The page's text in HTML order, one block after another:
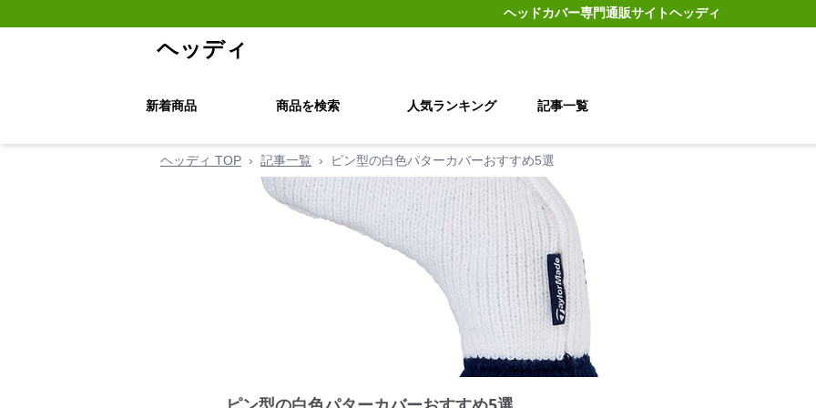
ヘッドカバー専門通販サイトヘッディ
ヘッディ
新着商品 商品を検索 人気ランキング 記事一覧
ヘッディ TOP › 記事一覧 › ピン型の白色パターカバーおすすめ5選